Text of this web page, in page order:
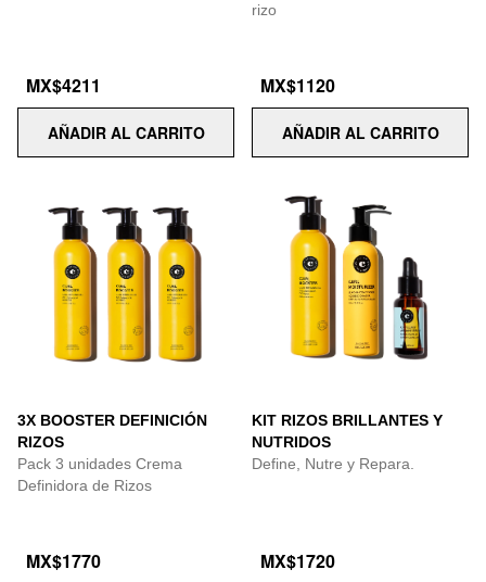
MX$4211
AÑADIR AL CARRITO
rizo
MX$1120
AÑADIR AL CARRITO
3X BOOSTER DEFINICIÓN
RIZOS
Pack 3 unidades Crema
Definidora de Rizos
MX$1770
KIT RIZOS BRILLANTES Y
NUTRIDOS
Define, Nutre y Repara.
MX$1720